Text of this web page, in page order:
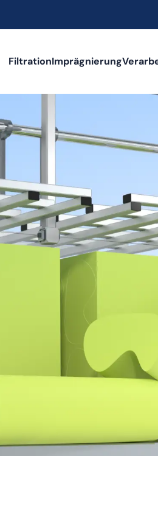
FiltrationImprägnierung